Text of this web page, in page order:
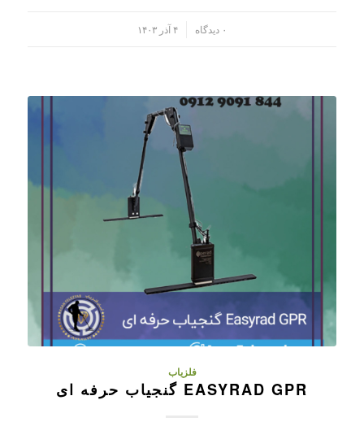
۰ دیدگاه ۴ آذر ۱۴۰۳
فلزیاب
EASYRAD GPR گنجیاب حرفه ای